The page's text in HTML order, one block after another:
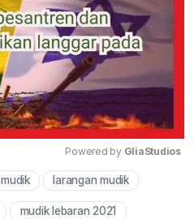
Mute
Powered by GliaStudios
mudik larangan mudik
mudik lebaran 2021